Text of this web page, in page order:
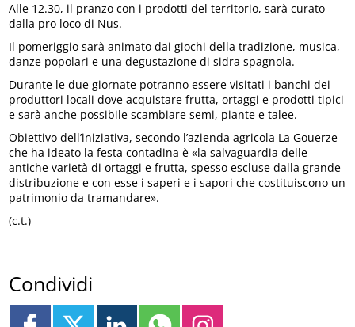
Alle 12.30, il pranzo con i prodotti del territorio, sarà curato
dalla pro loco di Nus.
Il pomeriggio sarà animato dai giochi della tradizione, musica,
danze popolari e una degustazione di sidra spagnola.
Durante le due giornate potranno essere visitati i banchi dei
produttori locali dove acquistare frutta, ortaggi e prodotti tipici
e sarà anche possibile scambiare semi, piante e talee.
Obiettivo dell’iniziativa, secondo l’azienda agricola La Gouerze
che ha ideato la festa contadina è «la salvaguardia delle
antiche varietà di ortaggi e frutta, spesso escluse dalla grande
distribuzione e con esse i saperi e i sapori che costituiscono un
patrimonio da tramandare».
(c.t.)
Condividi